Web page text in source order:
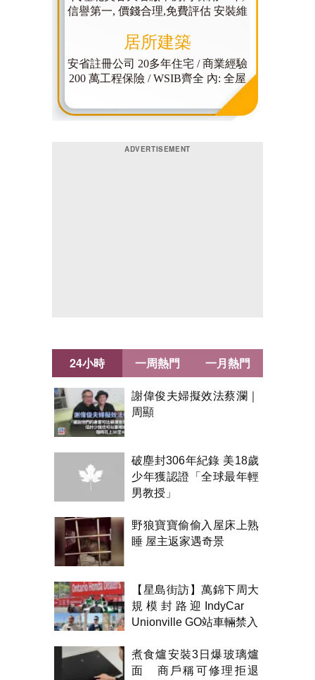
24小時
謝偉俊夫婦擬效法蔡瀾｜
周顯
破塵封306年紀錄 美18歲
少年獲認證「全球最年輕
男教授」
野狼寶寶偷偷入屋床上熟
睡 屋主返家遇奇景
【星島街訪】萬錦下周大
規模封路迎IndyCar
Unionville GO站車輛禁入
煮食爐安裝3日爆玻璃爐
面 商戶稱可修理拒退
一周熱門 一月熱門